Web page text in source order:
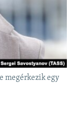
megérkezik egy